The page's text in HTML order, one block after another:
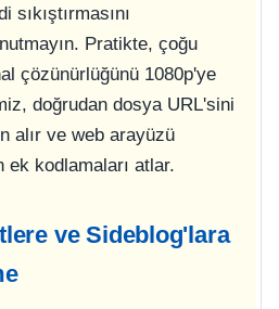
Pratikte, çoğu
çözünürlüğünü 1080p'ye
doğrudan dosya URL'sini
alır ve web arayüzü
ek kodlamaları atlar.
ve Sideblog'lara